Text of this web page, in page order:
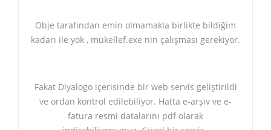
Obje tarafından emin olmamakla birlikte bildiğim
kadarı ile yok , mükellef.exe nin çalışması gerekiyor.
Fakat Diyalogo içerisinde bir web servis geliştirildi
ve ordan kontrol edilebiliyor. Hatta e-arşiv ve e-
fatura resmi datalarını pdf olarak